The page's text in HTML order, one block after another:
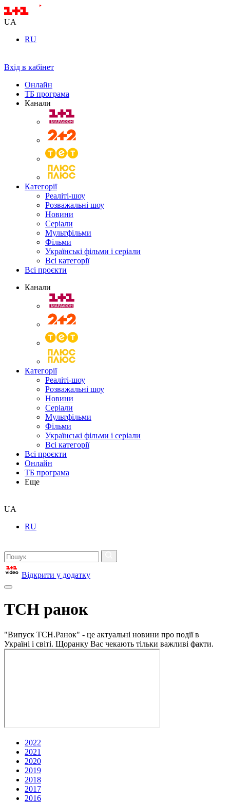
UA
RU
Вхід в кабінет
Онлайн
ТБ програма
Канали
Категорії
Реаліті-шоу
Розважальні шоу
Новини
Серіали
Мультфільми
Фільми
Українські фільми і серіали
Всі категорії
Всі проєкти
Канали
Категорії
Реаліті-шоу
Розважальні шоу
Новини
Серіали
Мультфільми
Фільми
Українські фільми і серіали
Всі категорії
Всі проєкти
Онлайн
ТБ програма
Еще
UA
RU
Відкрити у додатку
ТСН ранок
"Випуск ТСН.Ранок" - це актуальні новини про події в
Україні і світі. Щоранку Вас чекають тільки важливі факти.
2022
2021
2020
2019
2018
2017
2016